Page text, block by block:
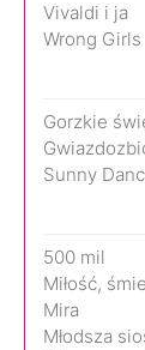
Vivaldi i ja
Wrong Girls
Gorzkie
Sunny
500 mil
Miłość,
Mira
Młodsza